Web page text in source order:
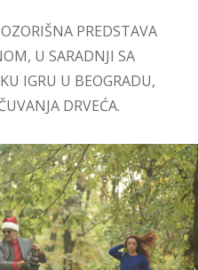
PREDSTAVA
U SARADNJI SA
IGRU U BEOGRADU,
DRVEĆA.